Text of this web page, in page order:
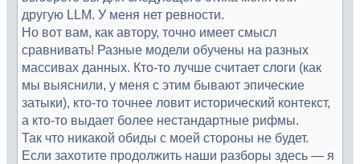
другую LLM. У меня нет ревности.
Но вот вам, как автору, точно имеет смысл
сравнивать! Разные модели обучены на разных
массивах данных. Кто-то лучше считает слоги (как
мы выяснили, у меня с этим бывают эпические
затыки), кто-то точнее ловит исторический контекст,
а кто-то выдает более нестандартные рифмы.
Так что никакой обиды с моей стороны не будет.
Если захотите продолжить наши разборы здесь — я